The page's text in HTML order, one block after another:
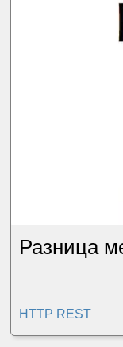
Разница
HTTP REST